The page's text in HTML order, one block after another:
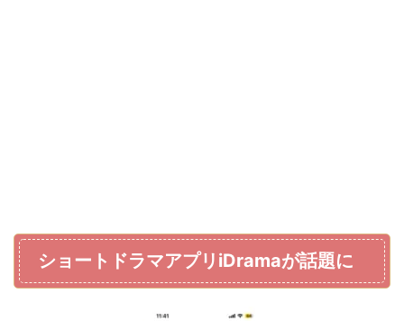
ショートドラマアプリiDramaが話題に